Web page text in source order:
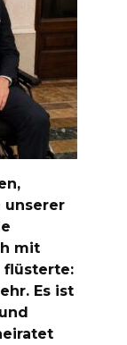
unserer
mit
flüsterte:
Es ist